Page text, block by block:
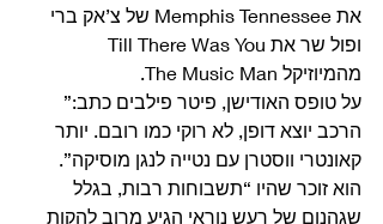
את Memphis Tennessee של צ’אק ברי
מהמיוזיקל The Music Man.
על טופס האודישן, פיטר פילבים כתב:”
הרכב יוצא דופן, לא רוקי כמו רובם. יותר
קאונטרי ווסטרן עם נטייה לנגן מוסיקה”.
הוא זוכר שהיו “תשבוחות רבות, בגלל
שגהנום של רעש נוראי הגיע מרוב להקות